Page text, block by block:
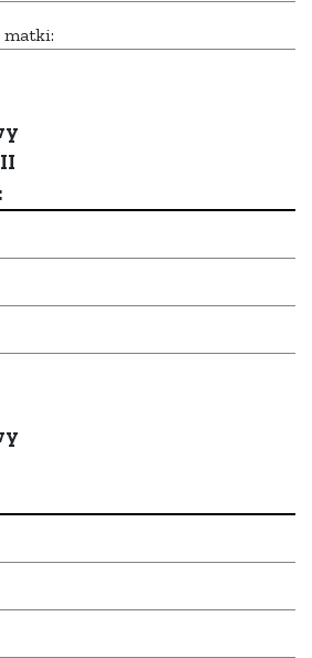
matki: